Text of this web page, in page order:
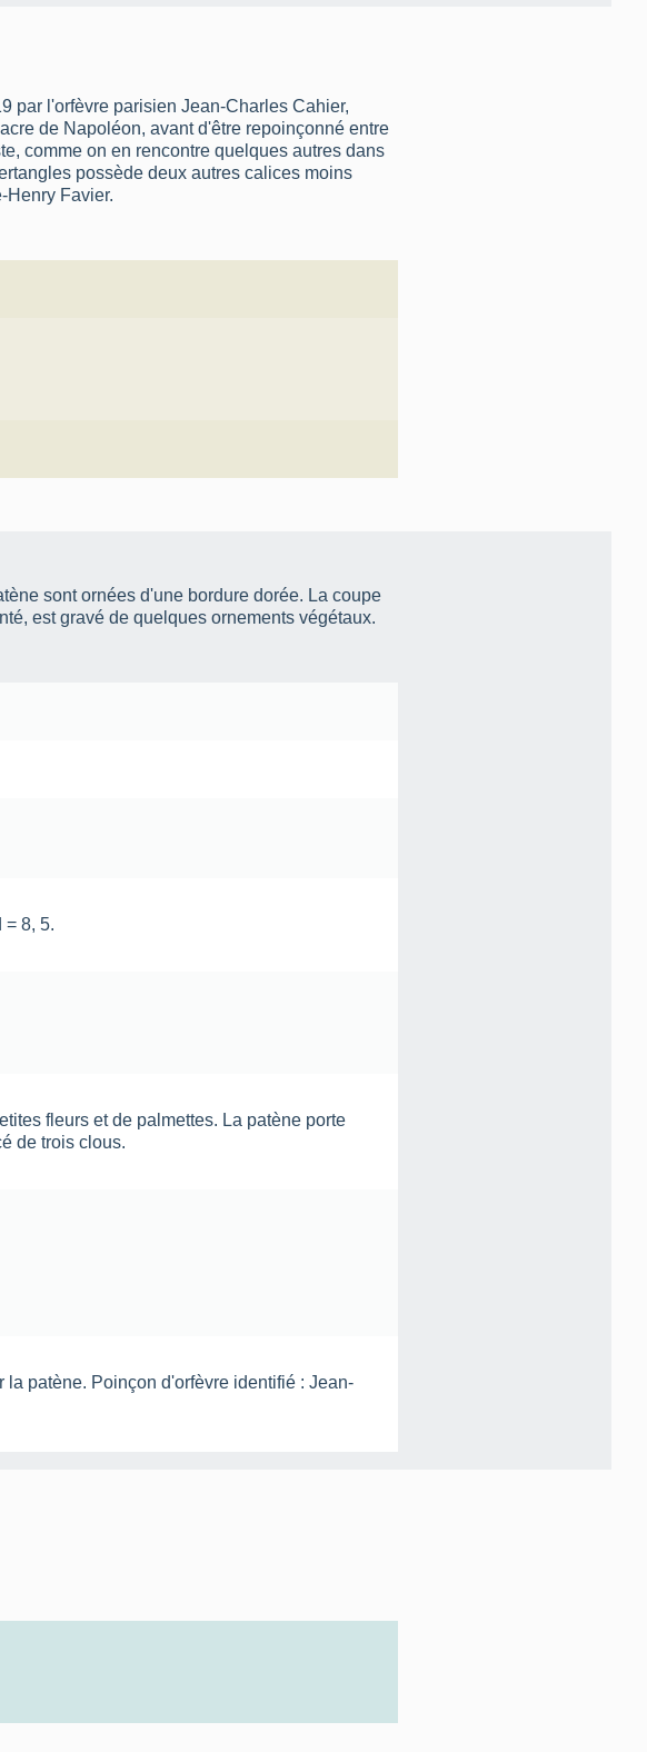
par l'orfèvre parisien Jean-Charles Cahier,
de Napoléon, avant d'être repoinçonné entre
comme on en rencontre quelques autres dans
possède deux autres calices moins
Henry Favier.
sont ornées d'une bordure dorée. La coupe
est gravé de quelques ornements végétaux.
= 8, 5.
fleurs et de palmettes. La patène porte
de trois clous.
patène. Poinçon d'orfèvre identifié : Jean-